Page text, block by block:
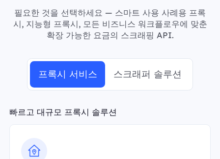
필요한 것을 선택하세요 — 스마트 사용 사례용 프록
시, 지능형 프록시, 모든 비즈니스 워크플로우에 맞춘
확장 가능한 요금의 스크래핑 API.
프록시 서비스 스크래퍼 솔루션
빠르고 대규모 프록시 솔루션